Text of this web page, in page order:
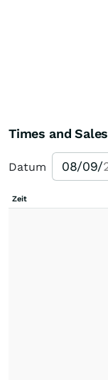
Times and Sales
Datum
Zeit